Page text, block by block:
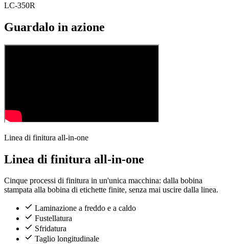
LC-350R
Guardalo in azione
Linea di finitura all-in-one
Linea di finitura all-in-one
Cinque processi di finitura in un'unica macchina: dalla bobina
stampata alla bobina di etichette finite, senza mai uscire dalla linea.
Laminazione a freddo e a caldo
Fustellatura
Sfridatura
Taglio longitudinale